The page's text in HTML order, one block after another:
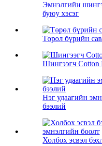
Эмнэлгийн
буюу хэсэг
Төрөл бүрийн
Шингээгч Cotton
Нэг удаагийн
бээлий
Холбох эсвэл